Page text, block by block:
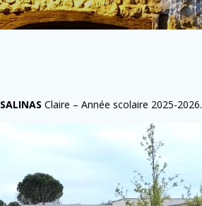
SALINASClaire – Année scolaire 2025-2026.